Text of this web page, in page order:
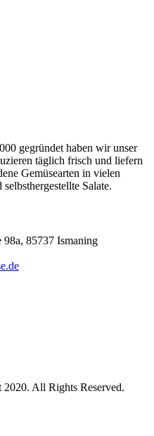
gegründet haben wir unser
täglich frisch und liefern
Gemüsearten in vielen
Salate.
98a, 85737 Ismaning
All Rights Reserved.